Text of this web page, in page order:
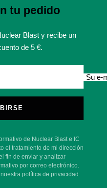
tu pedido
Blast y recibe un
de 5 €.
Su e-
de Nuclear Blast e IC
el tratamiento de mi dirección
fin de enviar y analizar
por correo electrónico.
política de privacidad.